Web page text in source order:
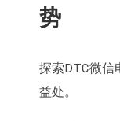
势
探索DTC微信
益处。